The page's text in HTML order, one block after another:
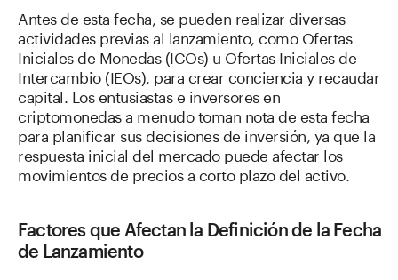
Antes de esta fecha, se pueden realizar diversas
actividades previas al lanzamiento, como Ofertas
Iniciales de Monedas (ICOs) u Ofertas Iniciales de
Intercambio (IEOs), para crear conciencia y recaudar
capital. Los entusiastas e inversores en
criptomonedas a menudo toman nota de esta fecha
para planificar sus decisiones de inversión, ya que la
respuesta inicial del mercado puede afectar los
movimientos de precios a corto plazo del activo.
Factores que Afectan la Definición de la Fecha
de Lanzamiento